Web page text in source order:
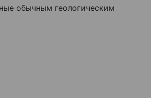
обычным геологическим